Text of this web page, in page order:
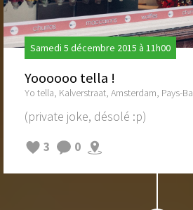
Samedi 5 décembre 2015 à 11h00
Yoooooo tella !
Yo tella, Kalverstraat, Amsterdam, Pays-
(private joke, désolé :p)
3
0